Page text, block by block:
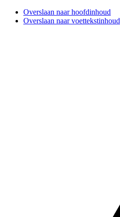
Overslaan naar hoofdinhoud
Overslaan naar voettekstinhoud